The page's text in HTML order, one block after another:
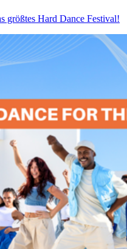
größtes Hard Dance Festival!